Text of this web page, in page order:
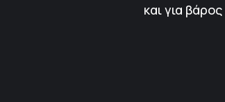
και για βάρος